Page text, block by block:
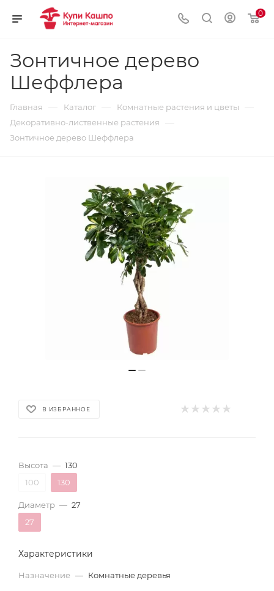
0
Зонтичное дерево
Шеффлера
Главная — Каталог — Комнатные растения и цветы —
Декоративно-лиственные растения —
Зонтичное дерево Шеффлера
В ИЗБРАННОЕ
Высота — 130
100
130
Диаметр — 27
27
Характеристики
Назначение — Комнатные деревья